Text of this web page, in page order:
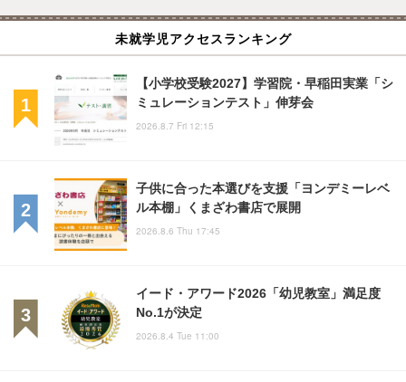
未就学児アクセスランキング
【小学校受験2027】学習院・早稲田実業「シ
ミュレーションテスト」伸芽会
2026.8.7 Fri 12:15
子供に合った本選びを支援「ヨンデミーレベ
ル本棚」くまざわ書店で展開
2026.8.6 Thu 17:45
イード・アワード2026「幼児教室」満足度
No.1が決定
2026.8.4 Tue 11:00